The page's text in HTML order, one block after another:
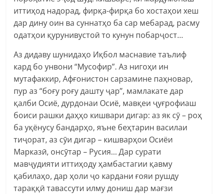
иттиҳод надорад, фирқа-фирқа бо хостаҳои хеш
дар дину оин ва суннатҳо ба сар мебарад, расму
одатҳои қурунивустоӣ то кунун побарҷост…
Аз дидаву шунидаҳо Иқбол маснавие таълиф
кард бо унвони “Мусофир”. Аз нигоҳи ин
мутафаккир, Афғонистон сарзамине паҳновар,
пур аз “боғу роғу дашту ҷар”, мамлакате дар
қалби Осиё, дурдонаи Осиё, мавқеи ҷуғрофиаш
боиси рашки даҳҳо кишвари дигар: аз як сӯ – роҳ
ба уқёнусу бандарҳо, яъне беҳтарин василаи
тиҷорат, аз сӯи дигар – кишварҳои Осиёи
Марказӣ, онсӯтар – Русия… Дар сурати
мавҷудияти иттиҳоду ҳамбастагии қавму
қабилаҳо, дар ҳоли ҷо кардани ғояи рушду
тараққӣ тавассути илму дониш дар мағзи